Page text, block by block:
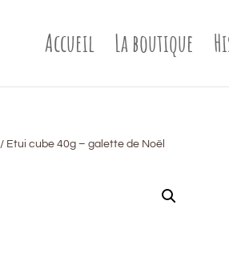
Accueil La boutique
/ Etui cube 40g – galette de Noël